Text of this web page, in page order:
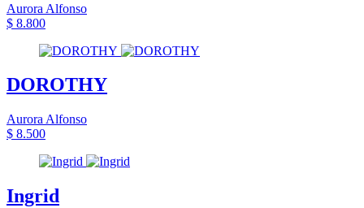
Aurora Alfonso
$ 8.800
DOROTHY
Aurora Alfonso
$ 8.500
Ingrid